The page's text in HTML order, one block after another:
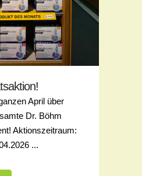
April über
Dr. Böhm
Aktionszeitraum:
...